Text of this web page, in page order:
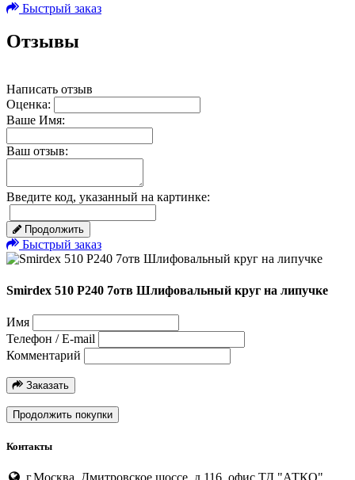
Быстрый заказ
Отзывы
Написать отзыв
Оценка:
Ваше Имя:
Ваш отзыв:
Введите код, указанный на картинке:
Продолжить
Быстрый заказ
Smirdex 510 P240 7отв Шлифовальный круг на липучке
Имя
Телефон / E-mail
Комментарий
Заказать
Продолжить покупки
Контакты